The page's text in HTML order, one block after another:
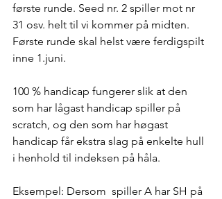
første runde. Seed nr. 2 spiller mot nr
31 osv. helt til vi kommer på midten.
Første runde skal helst være ferdigspilt
inne 1.juni.
100 % handicap fungerer slik at den
som har lågast handicap spiller på
scratch, og den som har høgast
handicap får ekstra slag på enkelte hull
i henhold til indeksen på håla.
Eksempel: Dersom  spiller A har SH på